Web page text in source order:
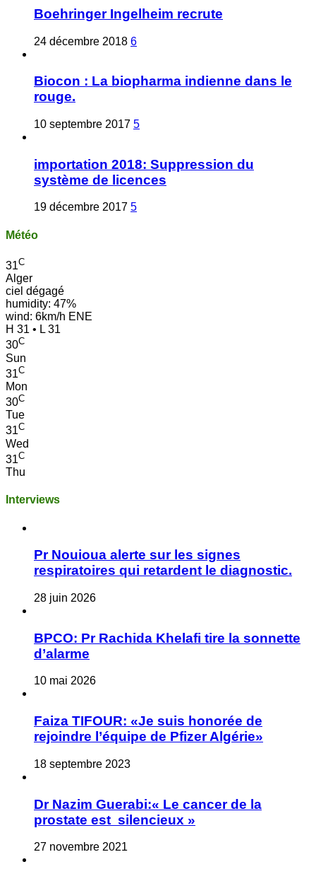
Boehringer Ingelheim recrute
24 décembre 2018 6
Biocon : La biopharma indienne dans le
rouge.
10 septembre 2017 5
importation 2018: Suppression du
système de licences
19 décembre 2017 5
Météo
31C
Alger
ciel dégagé
humidity: 47%
wind: 6km/h ENE
H 31 • L 31
30C
Sun
31C
Mon
30C
Tue
31C
Wed
31C
Thu
Interviews
Pr Nouioua alerte sur les signes
respiratoires qui retardent le diagnostic.
28 juin 2026
BPCO: Pr Rachida Khelafi tire la sonnette
d’alarme
10 mai 2026
Faiza TIFOUR: «Je suis honorée de
rejoindre l’équipe de Pfizer Algérie»
18 septembre 2023
Dr Nazim Guerabi:« Le cancer de la
prostate est silencieux »
27 novembre 2021